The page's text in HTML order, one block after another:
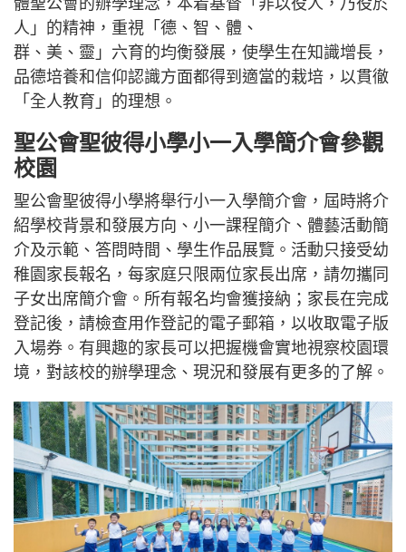
體聖公會的辦學理念，本着基督「非以役人，乃役於
人」的精神，重視「德、智、體、
群、美、靈」六育的均衡發展，使學生在知識增長，
品德培養和信仰認識方面都得到適當的栽培，以貫徹
「全人教育」的理想。
聖公會聖彼得小學小一入學簡介會參觀
校園
聖公會聖彼得小學將舉行小一入學簡介會，屆時將介
紹學校背景和發展方向、小一課程簡介、體藝活動簡
介及示範、答問時間、學生作品展覽。活動只接受幼
稚園家長報名，每家庭只限兩位家長出席，請勿攜同
子女出席簡介會。所有報名均會獲接納；家長在完成
登記後，請檢查用作登記的電子郵箱，以收取電子版
入場券。有興趣的家長可以把握機會實地視察校園環
境，對該校的辦學理念、現況和發展有更多的了解。